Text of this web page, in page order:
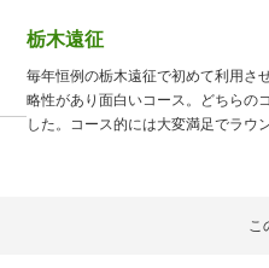
栃木遠征
毎年恒例の栃木遠征で初めて利用さ
略性があり面白いコース。どちらの
した。コース的には大変満足でラウ
こ